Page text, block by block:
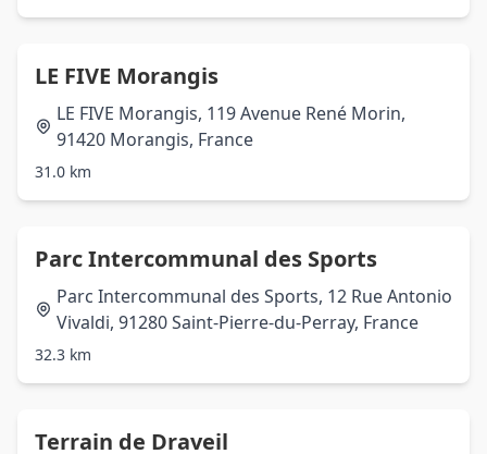
LE FIVE Morangis
LE FIVE Morangis, 119 Avenue René Morin,
91420 Morangis, France
31.0 km
Parc Intercommunal des Sports
Parc Intercommunal des Sports, 12 Rue Antonio
Vivaldi, 91280 Saint-Pierre-du-Perray, France
32.3 km
Terrain de Draveil